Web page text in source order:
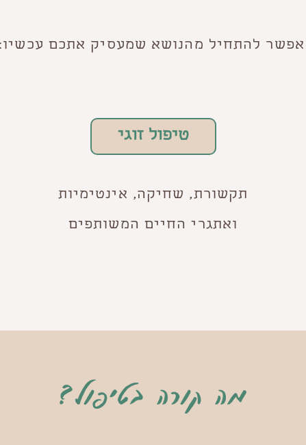
אפשר להתחיל מהנושא שמעסיק אתכם עכשיו:
טיפול זוגי
תקשורת, שחיקה, אינטימיות
ואתגרי החיים המשותפים
מה קורה בטיפול?